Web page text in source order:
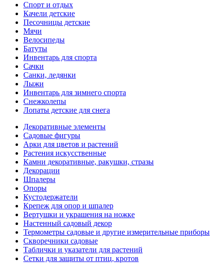
Спорт и отдых
Качели детские
Песочницы детские
Мячи
Велосипеды
Батуты
Инвентарь для спорта
Сачки
Санки, ледянки
Лыжи
Инвентарь для зимнего спорта
Снежколепы
Лопаты детские для снега
Декоративные элементы
Садовые фигуры
Арки для цветов и растений
Растения искусственные
Камни декоративные, ракушки, стразы
Декорации
Шпалеры
Опоры
Кустодержатели
Крепеж для опор и шпалер
Вертушки и украшения на ножке
Настенный садовый декор
Термометры садовые и другие измерительные приборы
Скворечники садовые
Таблички и указатели для растений
Сетки для защиты от птиц, кротов